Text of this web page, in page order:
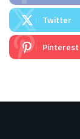
Twitter
Pinterest